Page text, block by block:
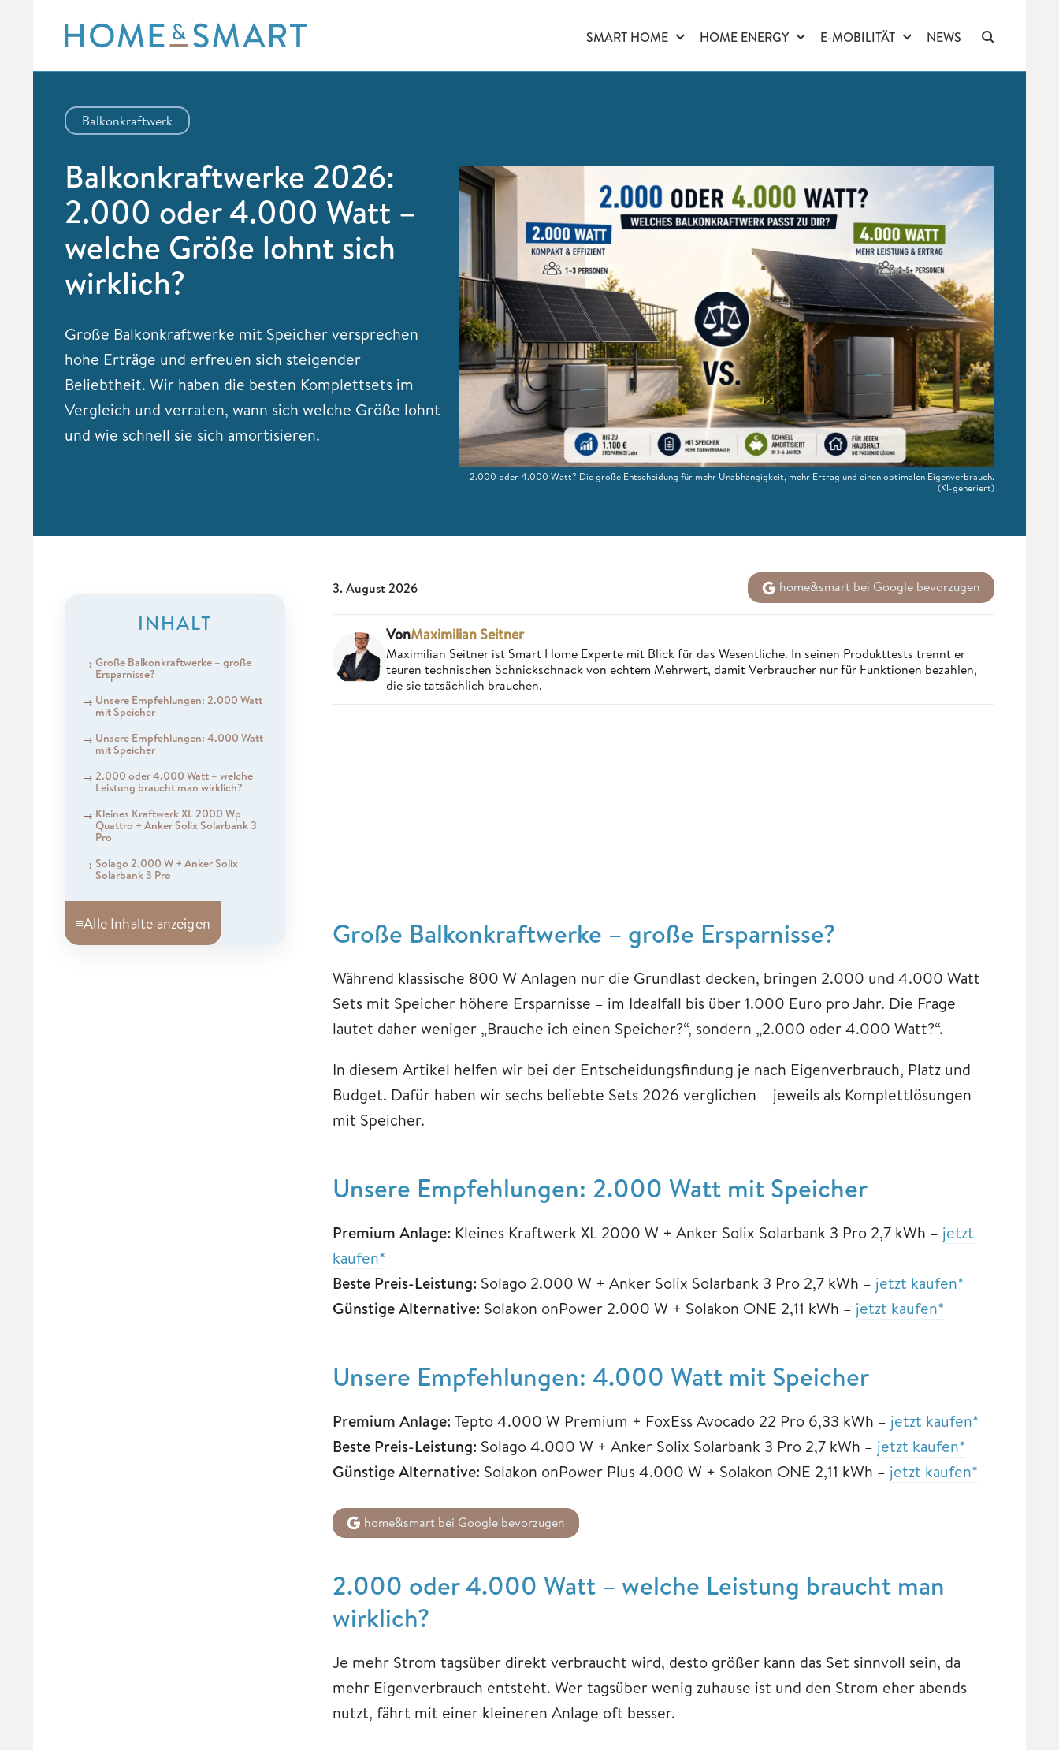
content
SMART HOME HOME ENERGY E-MOBILITÄT NEWS
Balkonkraftwerk
Balkonkraftwerke 2026:
2.000 oder 4.000 Watt –
welche Größe lohnt sich
wirklich?
Große Balkonkraftwerke mit Speicher versprechen
hohe Erträge und erfreuen sich steigender
Beliebtheit. Wir haben die besten Komplettsets im
Vergleich und verraten, wann sich welche Größe lohnt
und wie schnell sie sich amortisieren.
2.000 oder 4.000 Watt? Die große Entscheidung für mehr Unabhängigkeit, mehr Ertrag und einen optimalen Eigenverbrauch.
(KI-generiert)
INHALT
Große Balkonkraftwerke – große
Ersparnisse?
Unsere Empfehlungen: 2.000 Watt
mit Speicher
Unsere Empfehlungen: 4.000 Watt
mit Speicher
2.000 oder 4.000 Watt – welche
Leistung braucht man wirklich?
Kleines Kraftwerk XL 2000 Wp
Quattro + Anker Solix Solarbank 3
Pro
Solago 2.000 W + Anker Solix
Solarbank 3 Pro
≡Alle Inhalte anzeigen
3. August 2026 home&smart bei Google bevorzugen
VonMaximilian Seitner
Maximilian Seitner ist Smart Home Experte mit Blick für das Wesentliche. In seinen Produkttests trennt er
teuren technischen Schnickschnack von echtem Mehrwert, damit Verbraucher nur für Funktionen bezahlen,
die sie tatsächlich brauchen.
Große Balkonkraftwerke – große Ersparnisse?
Während klassische 800 W Anlagen nur die Grundlast decken, bringen 2.000 und 4.000 Watt
Sets mit Speicher höhere Ersparnisse – im Idealfall bis über 1.000 Euro pro Jahr. Die Frage
lautet daher weniger „Brauche ich einen Speicher?“, sondern „2.000 oder 4.000 Watt?“.
In diesem Artikel helfen wir bei der Entscheidungsfindung je nach Eigenverbrauch, Platz und
Budget. Dafür haben wir sechs beliebte Sets 2026 verglichen – jeweils als Komplettlösungen
mit Speicher.
Unsere Empfehlungen: 2.000 Watt mit Speicher
Premium Anlage: Kleines Kraftwerk XL 2000 W + Anker Solix Solarbank 3 Pro 2,7 kWh – jetzt
kaufen*
Beste Preis-Leistung: Solago 2.000 W + Anker Solix Solarbank 3 Pro 2,7 kWh – jetzt kaufen*
Günstige Alternative: Solakon onPower 2.000 W + Solakon ONE 2,11 kWh – jetzt kaufen*
Unsere Empfehlungen: 4.000 Watt mit Speicher
Premium Anlage: Tepto 4.000 W Premium + FoxEss Avocado 22 Pro 6,33 kWh – jetzt kaufen*
Beste Preis-Leistung: Solago 4.000 W + Anker Solix Solarbank 3 Pro 2,7 kWh – jetzt kaufen*
Günstige Alternative: Solakon onPower Plus 4.000 W + Solakon ONE 2,11 kWh – jetzt kaufen*
home&smart bei Google bevorzugen
2.000 oder 4.000 Watt – welche Leistung braucht man
wirklich?
Je mehr Strom tagsüber direkt verbraucht wird, desto größer kann das Set sinnvoll sein, da
mehr Eigenverbrauch entsteht. Wer tagsüber wenig zuhause ist und den Strom eher abends
nutzt, fährt mit einer kleineren Anlage oft besser.